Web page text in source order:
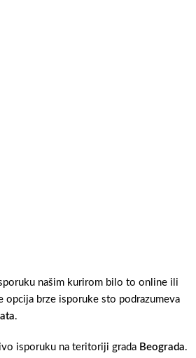
našim kurirom bilo to online ili
opcija brze isporuke sto podrazumeva
.
isporuku na teritoriji grada Beograda.